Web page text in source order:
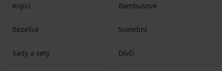
Kojicí Bambusové
Bezešvé Svatební
Sady a sety Dívčí